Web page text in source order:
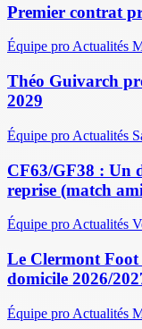
Premier contrat
Équipe proActualités
Théo Guivarch
2029
Équipe pro Actualités
CF63/GF38 : Un
reprise (match
Équipe pro Actualités
Le Clermont Foot
domicile 2026/
Équipe pro Actualités